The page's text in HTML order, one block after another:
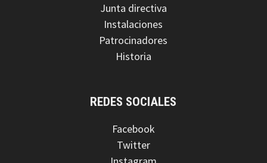
Junta directiva
Instalaciones
Patrocinadores
Historia
REDES SOCIALES
Facebook
Twitter